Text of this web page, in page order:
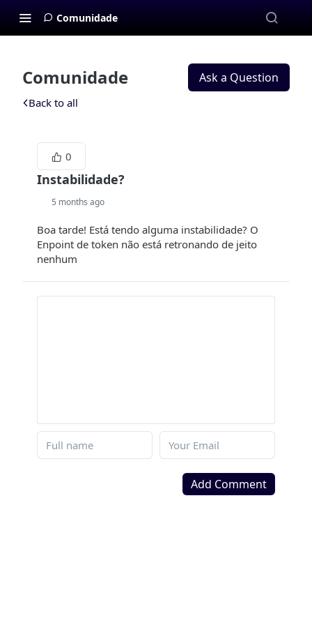
Comunidade
Comunidade Ask a Question
Back to all
0
Instabilidade?
5 months ago
Boa tarde! Está tendo alguma instabilidade? O
Enpoint de token não está retronando de jeito
nenhum
Add Comment